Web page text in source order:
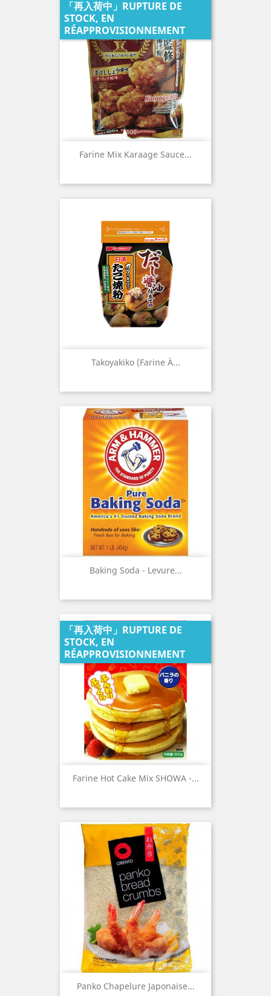
Farine Mix Karaage Sauce...
「再入荷中」RUPTURE DE
STOCK, EN
RÉAPPROVISIONNEMENT
Takoyakiko (Farine À...
Baking Soda - Levure...
Farine Hot Cake Mix SHOWA -...
「再入荷中」RUPTURE DE
STOCK, EN
RÉAPPROVISIONNEMENT
Panko Chapelure Japonaise...